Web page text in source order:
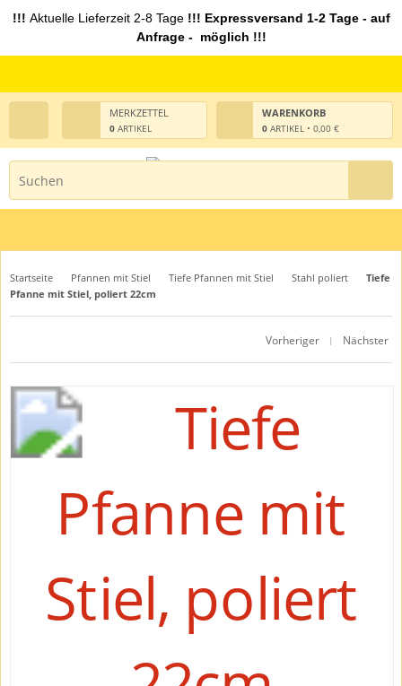
!!! Aktuelle Lieferzeit 2-8 Tage !!! Expressversand 1-2 Tage - auf
Anfrage - möglich !!!
WARENKORB
0 ARTIKEL • 0,00 €
MERKZETTEL
0 ARTIKEL
Startseite Pfannen mit Stiel Tiefe Pfannen mit Stiel Stahl poliert
Tiefe
Pfanne mit Stiel, poliert 22cm
Vorheriger | Nächster